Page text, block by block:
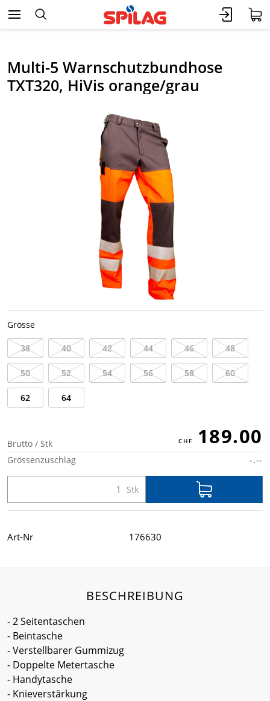
Multi-5 Warnschutzbundhose
TXT320, HiVis orange/grau
Grösse
38 40 42 44 46 48
50 52 54 56 58 60
62 64
Brutto / Stk 189.00
Grössenzuschlag -.--
Art-Nr 176630
BESCHREIBUNG
- 2 Seitentaschen
- Beintasche
- Verstellbarer Gummizug
- Doppelte Metertasche
- Handytasche
- Knieverstärkung